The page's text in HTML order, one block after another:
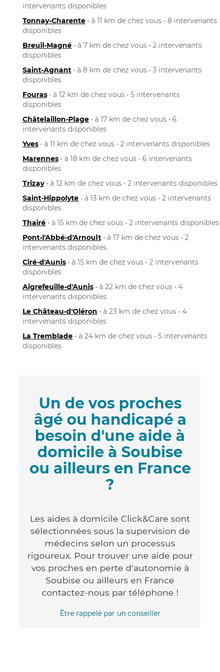
intervenants disponibles
Tonnay-Charente • à 11 km de chez vous • 8 intervenants
disponibles
Breuil-Magné • à 7 km de chez vous • 2 intervenants
disponibles
Saint-Agnant • à 8 km de chez vous • 3 intervenants
disponibles
Fouras • à 12 km de chez vous • 5 intervenants
disponibles
Châtelaillon-Plage • à 17 km de chez vous • 6
intervenants disponibles
Yves • à 11 km de chez vous • 2 intervenants disponibles
Marennes • à 18 km de chez vous • 6 intervenants
disponibles
Trizay• à 12 km de chez vous • 2 intervenants disponibles
Saint-Hippolyte • à 13 km de chez vous • 2 intervenants
disponibles
Thairé • à 15 km de chez vous • 2 intervenants disponibles
Pont-l'Abbé-d'Arnoult • à 17 km de chez vous • 2
intervenants disponibles
Ciré-d'Aunis • à 15 km de chez vous • 2 intervenants
disponibles
Aigrefeuille-d'Aunis • à 22 km de chez vous • 4
intervenants disponibles
Le Château-d'Oléron • à 23 km de chez vous • 4
intervenants disponibles
La Tremblade • à 24 km de chez vous • 5 intervenants
disponibles
Un de vos proches
âgé ou handicapé a
besoin d'une aide à
domicile à Soubise
ou ailleurs en France
?
Les aides à domicile Click&Care sont
sélectionnées sous la supervision de
médecins selon un processus
rigoureux. Pour trouver une aide pour
vos proches en perte d'autonomie à
Soubise ou ailleurs en France
contactez-nous par téléphone !
Être rappelé par un conseiller